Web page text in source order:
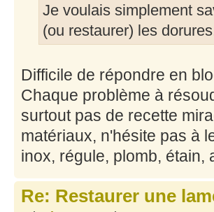
Je voulais simplement
(ou restaurer) les
Difficile de répondre en
Chaque problème à
surtout pas de recette
matériaux, n'hésite pas à
inox, régule, plomb, étain,
Re: Restaurer une